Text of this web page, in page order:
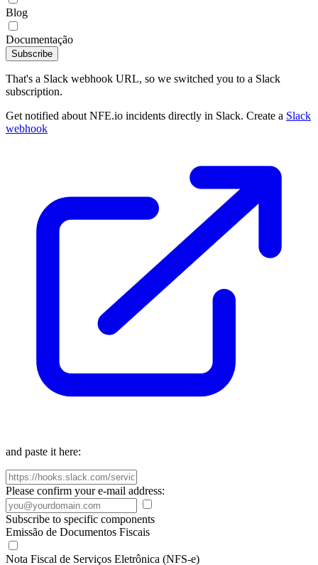
Blog
Documentação
Subscribe
That's a Slack webhook URL, so we switched you to a Slack
subscription.
Get notified about NFE.io incidents directly in Slack. Create a Slack
webhook
and paste it here:
Please confirm your e-mail address:
Subscribe to specific components
Emissão de Documentos Fiscais
Nota Fiscal de Serviços Eletrônica (NFS-e)